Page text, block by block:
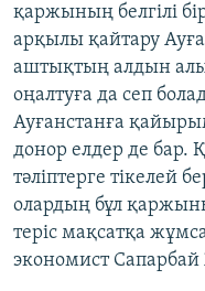
қаржының белгілі
арқылы қайтару
аштықтың алдын
оңалтуға да сеп
Ауғанстанға
донор елдер де бар.
тәліптерге тікелей
олардың бұл
теріс мақсатқа
экономист